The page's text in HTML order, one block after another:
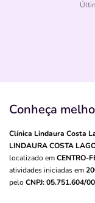
Conheça
Clínica Lindaura Costa
LINDAURA COSTA
localizado emCENTRO-
atividades iniciadas em
pelo CNPJ: 05.751.604/